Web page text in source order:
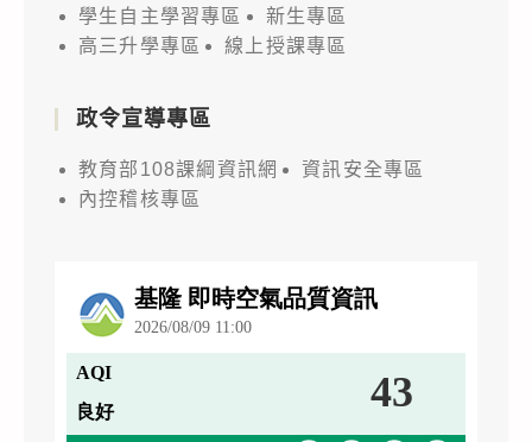
學生自主學習專區
新生專區
高三升學專區
線上授課專區
政令宣導專區
教育部108課綱資訊網
資訊安全專區
內控稽核專區